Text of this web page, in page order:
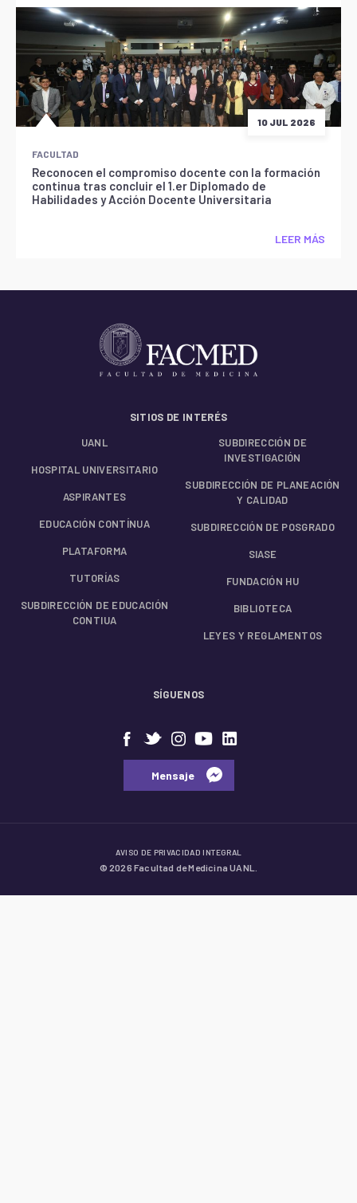
10 JUL 2026
FACULTAD
Reconocen el compromiso docente con la formación
continua tras concluir el 1.er Diplomado de
Habilidades y Acción Docente Universitaria
LEER MÁS
SITIOS DE INTERÉS
UANL
HOSPITAL UNIVERSITARIO
ASPIRANTES
EDUCACIÓN CONTÍNUA
PLATAFORMA
TUTORÍAS
SUBDIRECCIÓN DE EDUCACIÓN
CONTIUA
SUBDIRECCIÓN DE
INVESTIGACIÓN
SUBDIRECCIÓN DE PLANEACIÓN
Y CALIDAD
SUBDIRECCIÓN DE POSGRADO
SIASE
FUNDACIÓN HU
BIBLIOTECA
LEYES Y REGLAMENTOS
SÍGUENOS
⠀⠀Mensaje⠀
AVISO DE PRIVACIDAD INTEGRAL
© 2026 Facultad de Medicina UANL.